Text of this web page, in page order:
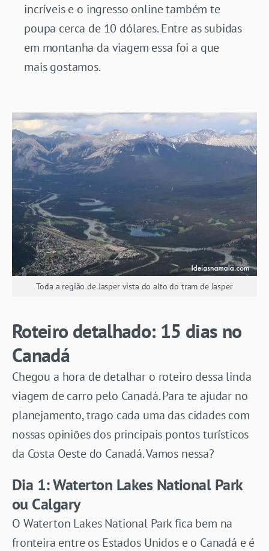
incríveis e o ingresso online também te
poupa cerca de 10 dólares. Entre as subidas
em montanha da viagem essa foi a que
mais gostamos.
Toda a região de Jasper vista do alto do tram de Jasper
Roteiro detalhado: 15 dias no
Canadá
Chegou a hora de detalhar o roteiro dessa linda
viagem de carro pelo Canadá. Para te ajudar no
planejamento, trago cada uma das cidades com
nossas opiniões dos principais pontos turísticos
da Costa Oeste do Canadá. Vamos nessa?
Dia 1: Waterton Lakes National Park
ou Calgary
O Waterton Lakes National Park fica bem na
fronteira entre os Estados Unidos e o Canadá e é